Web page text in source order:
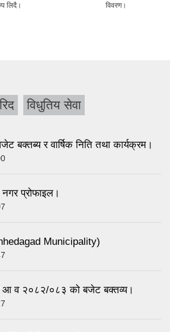
लिदै।
विवरण।
विधुतिय सेवा
र वार्षिक निति तथा कार्यक्रम।
प्रोफाइल।
Municipality)
आ व २०८२/०८३ को बजेट बक्तव्य।